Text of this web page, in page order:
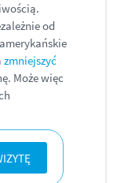
od
zmniejszyć
Może więc